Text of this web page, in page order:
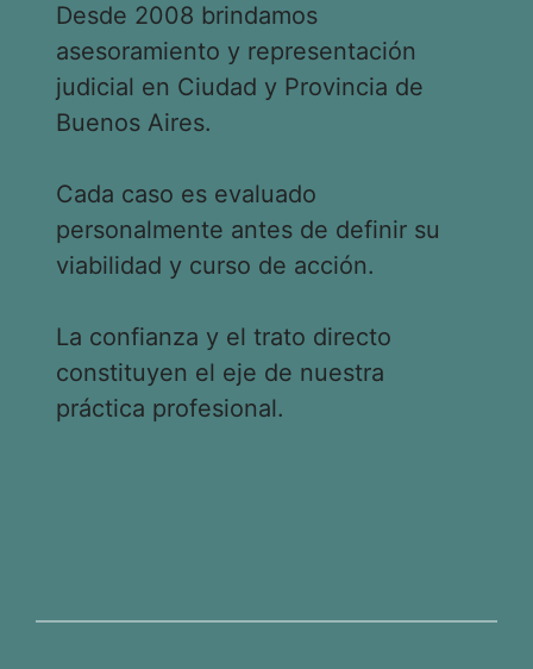
Desde 2008 brindamos
asesoramiento y representación
judicial en Ciudad y Provincia de
Buenos Aires.
Cada caso es evaluado
personalmente antes de definir su
viabilidad y curso de acción.
La confianza y el trato directo
constituyen el eje de nuestra
práctica profesional.